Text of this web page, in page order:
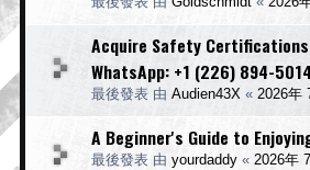
Acquire Safety
WhatsApp: +1 (226) 894-5014
最後發表 由 Audien43X « 2026年
A Beginner's Guide to
最後發表 由 yourdaddy « 2026年